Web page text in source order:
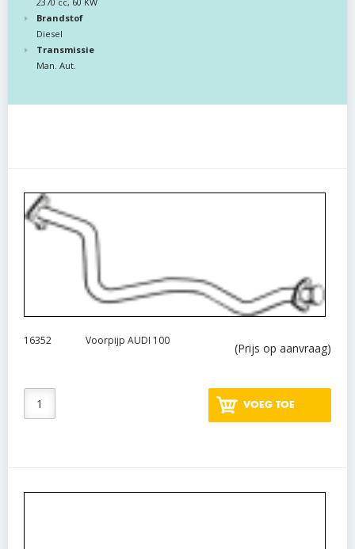
Brandstof
Diesel
Transmissie
Man. Aut.
16352 Voorpijp AUDI 100
(Prijs op aanvraag)
VOEG TOE